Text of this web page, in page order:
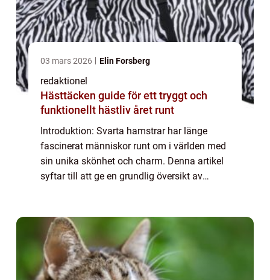
03 mars 2026 Elin Forsberg
redaktionel
Hästtäcken guide för ett tryggt och
funktionellt hästliv året runt
Introduktion: Svarta hamstrar har länge
fascinerat människor runt om i världen med
sin unika skönhet och charm. Denna artikel
syftar till att ge en grundlig översikt av